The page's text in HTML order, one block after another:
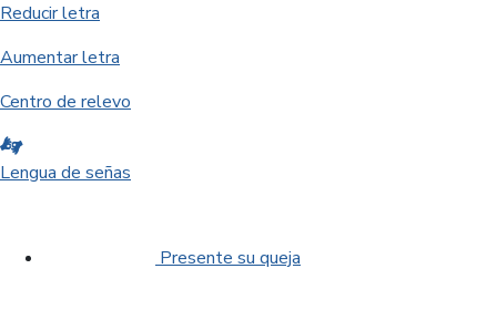
Reducir letra
Aumentar letra
Centro de relevo
Lengua de señas
Presente su queja